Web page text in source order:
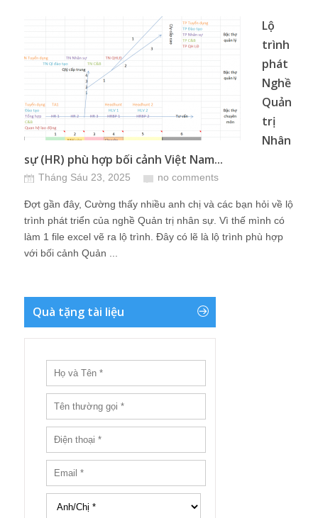
Lộ
trình
phát
Nghề
Quản
trị
Nhân
sự (HR) phù hợp bối cảnh Việt Nam...
Tháng Sáu 23, 2025 no comments
Đợt gần đây, Cường thấy nhiều anh chị và các bạn hỏi về lộ
trình phát triển của nghề Quản trị nhân sự. Vì thế mình có
làm 1 file excel vẽ ra lộ trình. Đây có lẽ là lộ trình phù hợp
với bối cảnh Quản ...
Quà tặng tài liệu